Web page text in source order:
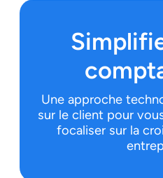
Une approche
sur le client pour
focaliser sur la